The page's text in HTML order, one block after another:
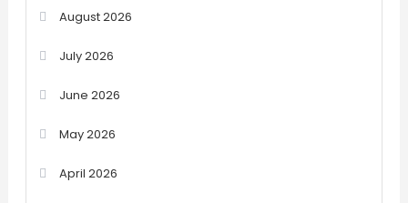
August 2026
July 2026
June 2026
May 2026
April 2026